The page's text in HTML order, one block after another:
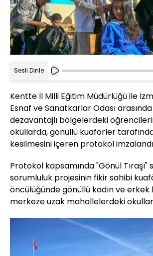
Sesli Dinle
Kentte İl Milli Eğitim Müdürlüğü ile
Esnaf ve Sanatkarlar Odası arasında
dezavantajlı bölgelerdeki
okullarda, gönüllü kuaförler
kesilmesini içeren protokol
Protokol kapsamında "Gönül Tıraşı"
sorumluluk projesinin fikir sahibi
öncülüğünde gönüllü kadın ve
merkeze uzak mahallelerdeki